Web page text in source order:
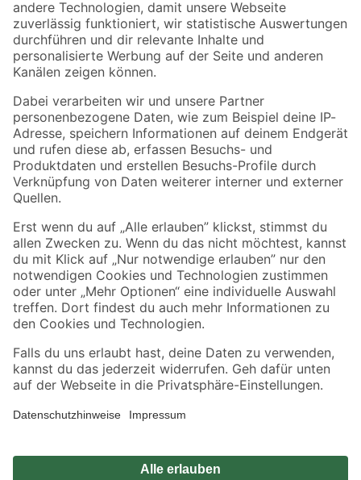
Zur Newsletter Anmeldung
Folge uns
Zahlungsarten Versandarten
Sicher einkaufen
Jetzt die toom-App herunterladen
Alle Preisangaben in EUR inkl. gesetzl. MwSt.. Die dargestellten Angebote sind unter
Umständen nicht in allen Märkten verfügbar. Die angegebenen Verfügbarkeiten beziehen
Produkte nur solange der Vorrat reicht.
*Paketversand ab 59 € versandkostenfrei, gilt nicht für Artikel mit Speditionsversand, hier
Privatsphäre Impressum